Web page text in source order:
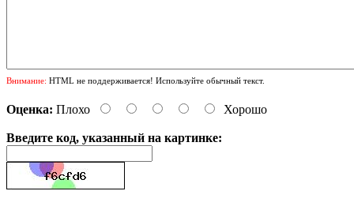
Внимание: HTML не поддерживается! Используйте обычный текст.
Оценка: Плохо Хорошо
Введите код, указанный на картинке: